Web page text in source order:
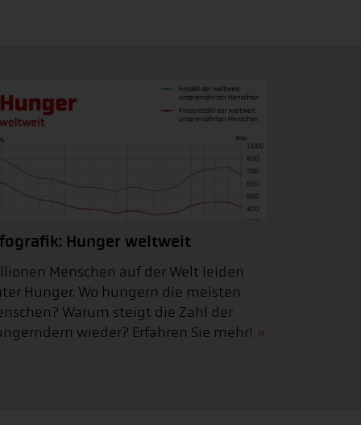
Hunger weltweit
Menschen auf der Welt leiden
Hunger. Wo hungern die meisten
Warum steigt die Zahl der
wieder? Erfahren Sie mehr!